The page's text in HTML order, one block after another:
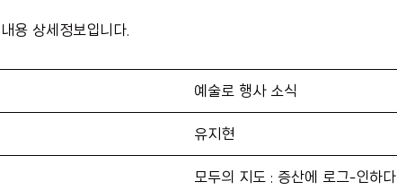
용 상세정보입니다.
예술로 행사 소식
유지현
모두의 지도 : 증산에 로그-인하다